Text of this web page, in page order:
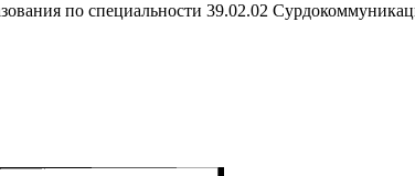
по специальности 39.02.02